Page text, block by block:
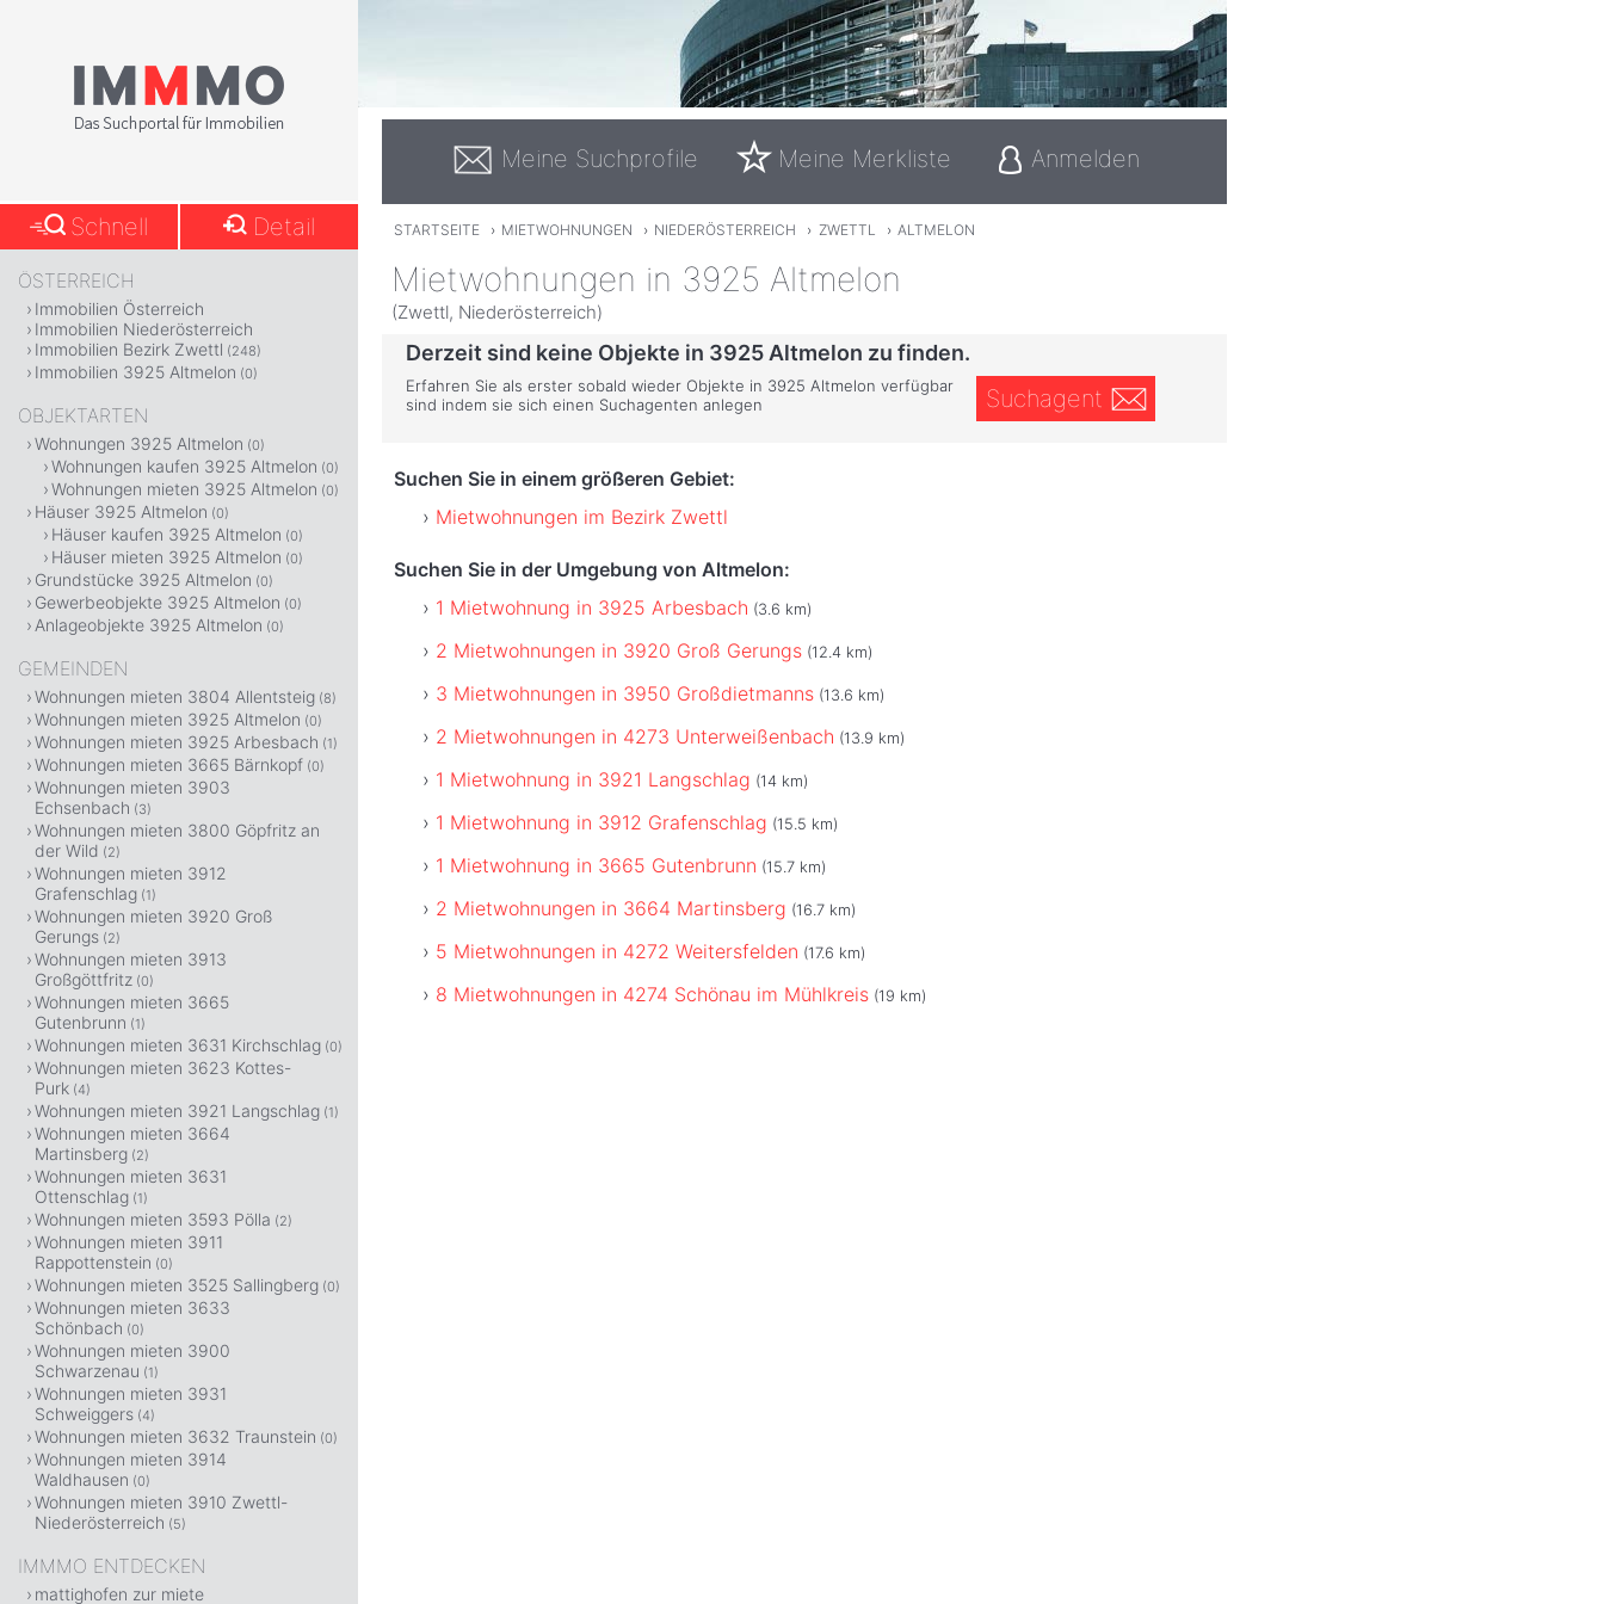
Meine Suchprofile Meine Merkliste Anmelden
STARTSEITE › MIETWOHNUNGEN › NIEDERÖSTERREICH › ZWETTL › ALTMELON
Mietwohnungen in 3925 Altmelon
(Zwettl, Niederösterreich)
Derzeit sind keine Objekte in 3925 Altmelon zu finden.
Erfahren Sie als erster sobald wieder Objekte in 3925 Altmelon verfügbar
sind indem sie sich einen Suchagenten anlegen
Suchagent
Suchen Sie in einem größeren Gebiet:
Mietwohnungen im Bezirk Zwettl
Suchen Sie in der Umgebung von Altmelon:
1 Mietwohnung in 3925 Arbesbach (3.6 km)
2 Mietwohnungen in 3920 Groß Gerungs (12.4 km)
3 Mietwohnungen in 3950 Großdietmanns (13.6 km)
2 Mietwohnungen in 4273 Unterweißenbach (13.9 km)
1 Mietwohnung in 3921 Langschlag (14 km)
1 Mietwohnung in 3912 Grafenschlag (15.5 km)
1 Mietwohnung in 3665 Gutenbrunn (15.7 km)
2 Mietwohnungen in 3664 Martinsberg (16.7 km)
5 Mietwohnungen in 4272 Weitersfelden (17.6 km)
8 Mietwohnungen in 4274 Schönau im Mühlkreis (19 km)
Schnell Detail
ÖSTERREICH
Immobilien Österreich
Immobilien Niederösterreich
Immobilien Bezirk Zwettl (248)
Immobilien 3925 Altmelon (0)
OBJEKTARTEN
Wohnungen 3925 Altmelon (0)
Wohnungen kaufen 3925 Altmelon (0)
Wohnungen mieten 3925 Altmelon (0)
Häuser 3925 Altmelon (0)
Häuser kaufen 3925 Altmelon (0)
Häuser mieten 3925 Altmelon (0)
Grundstücke 3925 Altmelon (0)
Gewerbeobjekte 3925 Altmelon (0)
Anlageobjekte 3925 Altmelon (0)
GEMEINDEN
Wohnungen mieten 3804 Allentsteig (8)
Wohnungen mieten 3925 Altmelon (0)
Wohnungen mieten 3925 Arbesbach (1)
Wohnungen mieten 3665 Bärnkopf (0)
Wohnungen mieten 3903
Echsenbach (3)
Wohnungen mieten 3800 Göpfritz an
der Wild (2)
Wohnungen mieten 3912
Grafenschlag (1)
Wohnungen mieten 3920 Groß
Gerungs (2)
Wohnungen mieten 3913
Großgöttfritz (0)
Wohnungen mieten 3665
Gutenbrunn (1)
Wohnungen mieten 3631 Kirchschlag (0)
Wohnungen mieten 3623 Kottes-
Purk (4)
Wohnungen mieten 3921 Langschlag (1)
Wohnungen mieten 3664
Martinsberg (2)
Wohnungen mieten 3631
Ottenschlag (1)
Wohnungen mieten 3593 Pölla (2)
Wohnungen mieten 3911
Rappottenstein (0)
Wohnungen mieten 3525 Sallingberg (0)
Wohnungen mieten 3633
Schönbach (0)
Wohnungen mieten 3900
Schwarzenau (1)
Wohnungen mieten 3931
Schweiggers (4)
Wohnungen mieten 3632 Traunstein (0)
Wohnungen mieten 3914
Waldhausen (0)
Wohnungen mieten 3910 Zwettl-
Niederösterreich (5)
IMMMO ENTDECKEN
mattighofen zur miete